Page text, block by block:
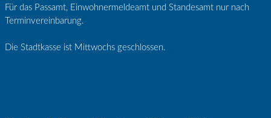
Für das Passamt, Einwohnermeldeamt und Standesamt nur nach
Terminvereinbarung.
Die Stadtkasse ist Mittwochs geschlossen.